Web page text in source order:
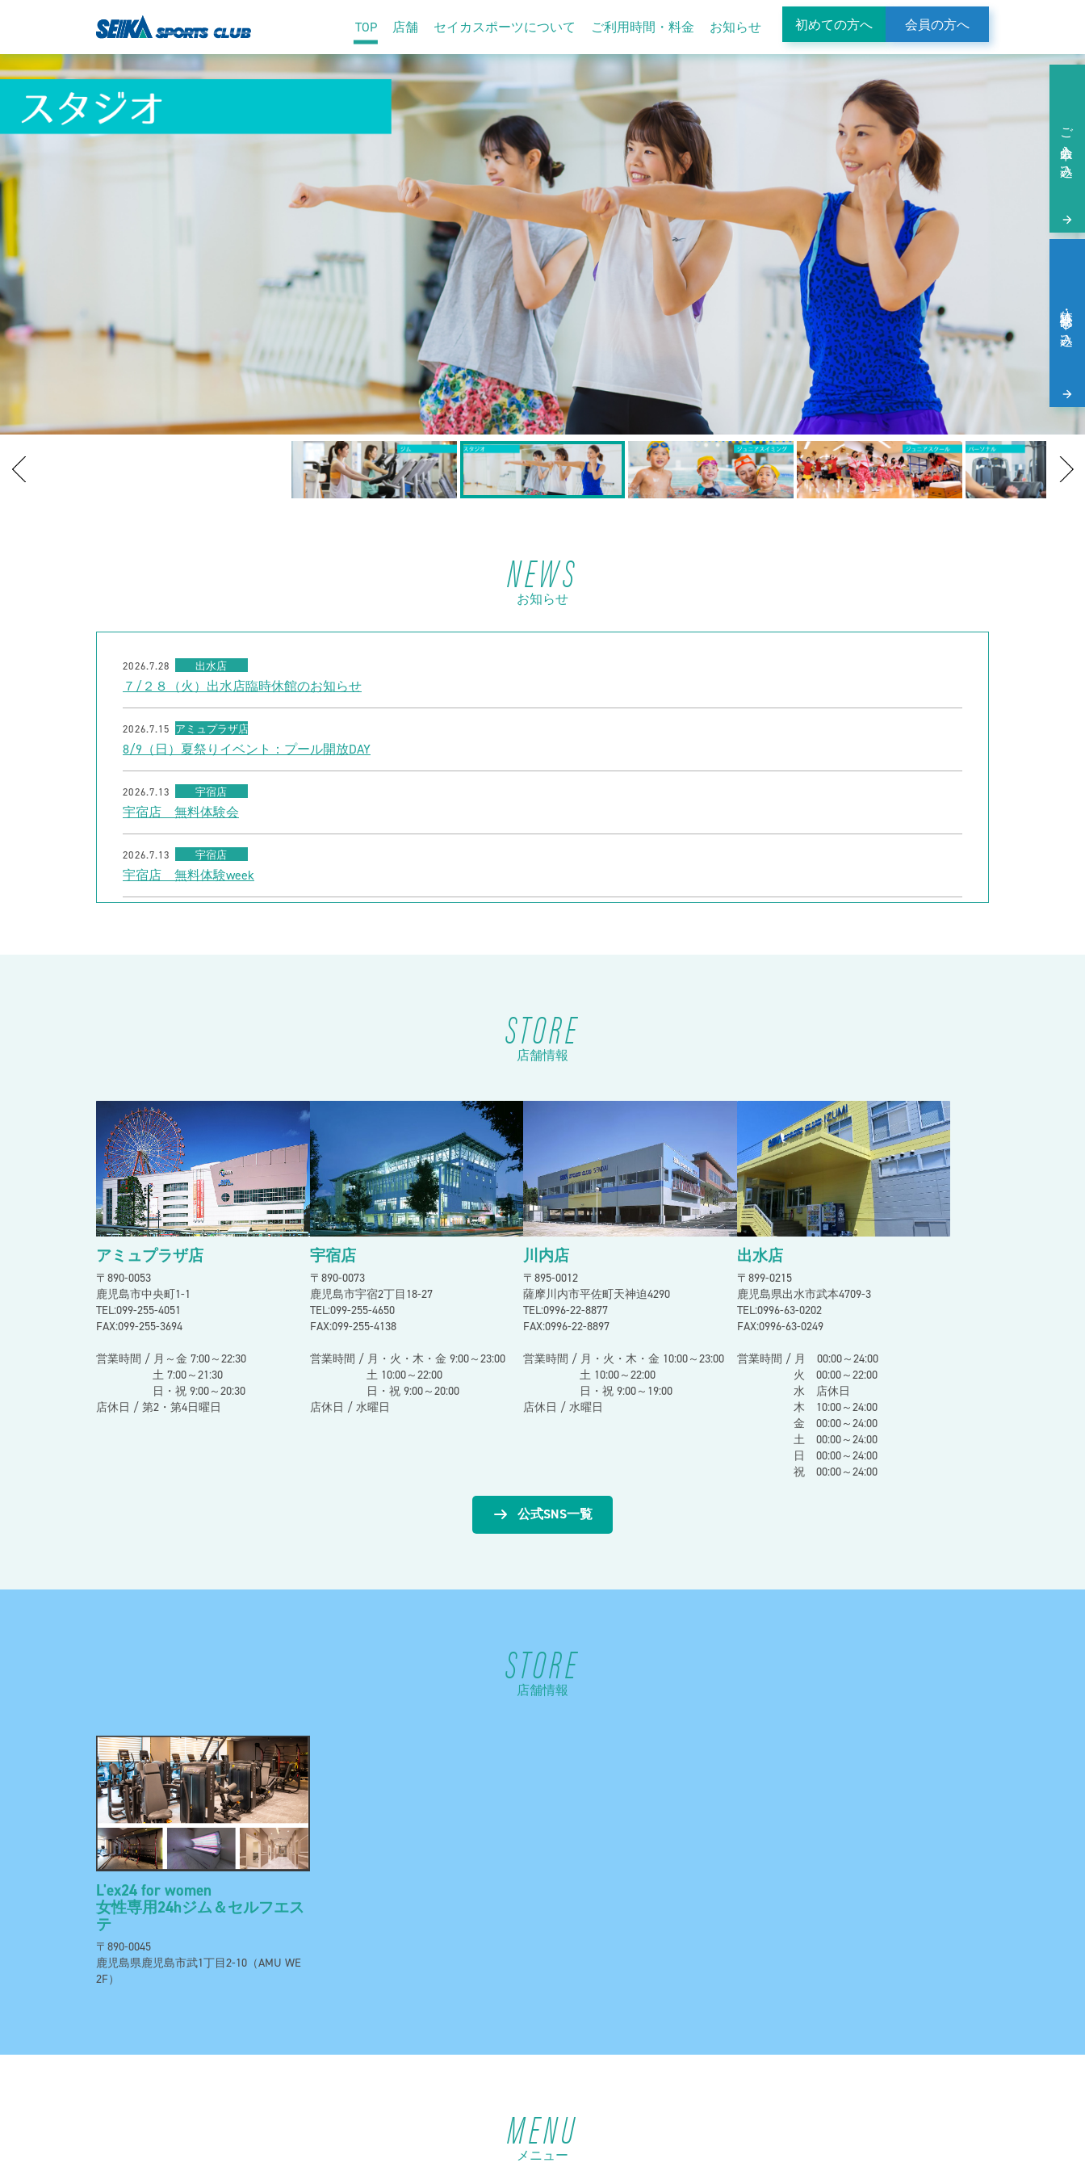
TOP 店舗 セイカスポーツについて ご利用時間・料金 お知らせ 初めての方へ 会員の方へ
NEWS
お知らせ
2026.7.28 出水店
７/２８（火）出水店臨時休館のお知らせ
2026.7.15 アミュプラザ店
8/9（日）夏祭りイベント：プール開放DAY
2026.7.13 宇宿店
宇宿店 無料体験会
2026.7.13 宇宿店
宇宿店 無料体験week
2026.7.2
【一般の方向け】下腹ぺたんこ体験レッスン
2026.6.18 宇宿店
夏休み短期教室
2026.6.15 アミュプラザ店
夏の１日スイミング短期教室
STORE
店舗情報
アミュプラザ店
〒890-0053
鹿児島市中央町1-1
TEL:099-255-4051
FAX:099-255-3694
営業時間 / 月～金 7:00～22:30
土 7:00～21:30
日・祝 9:00～20:30
店休日 / 第2・第4日曜日
宇宿店
〒890-0073
鹿児島市宇宿2丁目18-27
TEL:099-255-4650
FAX:099-255-4138
営業時間 / 月・火・木・金 9:00～23:00
土 10:00～22:00
日・祝 9:00～20:00
店休日 / 水曜日
川内店
〒895-0012
薩摩川内市平佐町天神迫4290
TEL:0996-22-8877
FAX:0996-22-8897
営業時間 / 月・火・木・金 10:00～23:00
土 10:00～22:00
日・祝 9:00～19:00
店休日 / 水曜日
出水店
〒899-0215
鹿児島県出水市武本4709-3
TEL:0996-63-0202
FAX:0996-63-0249
営業時間 / 月 00:00～24:00
火 00:00～22:00
水 店休日
木 10:00～24:00
金 00:00～24:00
土 00:00～24:00
日 00:00～24:00
祝 00:00～24:00
公式SNS一覧
STORE
店舗情報
L'ex24 for women
女性専用24hジム＆セルフエス
テ
〒890-0045
鹿児島県鹿児島市武1丁目2-10（AMU WE
2F）
MENU
メニュー
ご入会申し込み
体験・見学申し込み